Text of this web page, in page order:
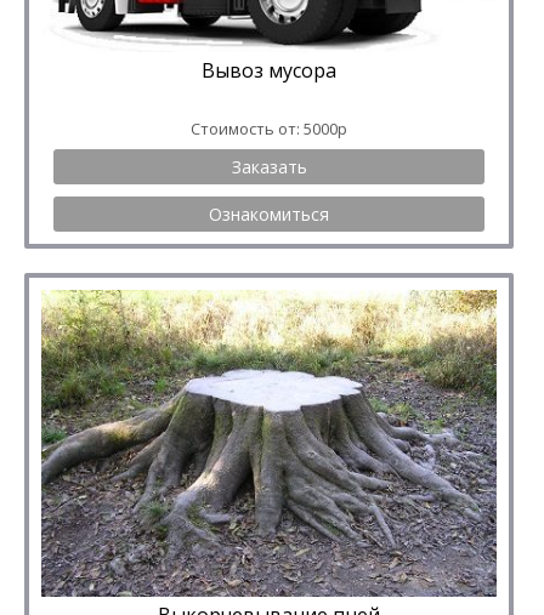
Вывоз мусора
Стоимость от: 5000р
Заказать
Ознакомиться